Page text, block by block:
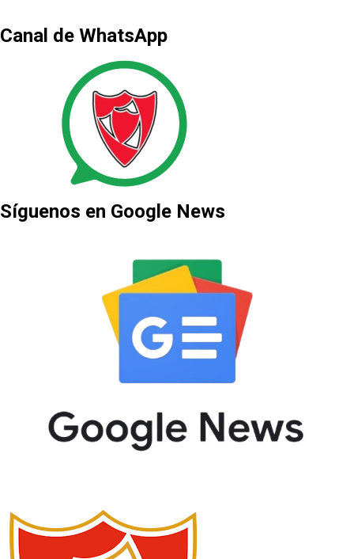
Canal de WhatsApp
Síguenos en Google News